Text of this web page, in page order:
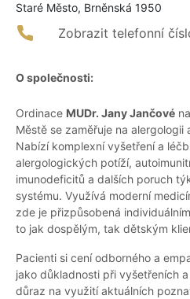
Staré Město, Brněnská 1950
Zobrazit telefonní
O společnosti:
Ordinace MUDr. Jany Jančové
Městě se zaměřuje na alergologii
Nabízí komplexní vyšetření a
alergologických potíží,
imunodeficitů a dalších poruch
systému. Využívá moderní
zde je přizpůsobená
to jak dospělým, tak dětským
Pacienti si cení odborného a
jako důkladnosti při vyšetřeních
důraz na využití aktuálních